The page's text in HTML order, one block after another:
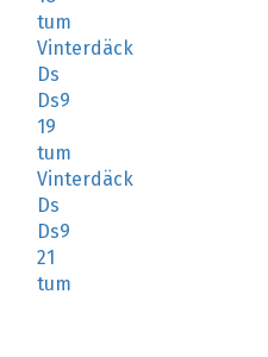
tum
Vinterdäck
Ds
Ds9
19
tum
Vinterdäck
Ds
Ds9
21
tum